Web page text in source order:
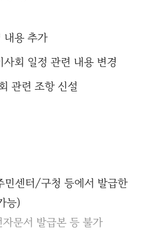
내용 추가
사회 일정 관련 내용 변경
관련 조항 신설
민센터/구청 등에서 발급한
능)
자문서 발급본 등 불가